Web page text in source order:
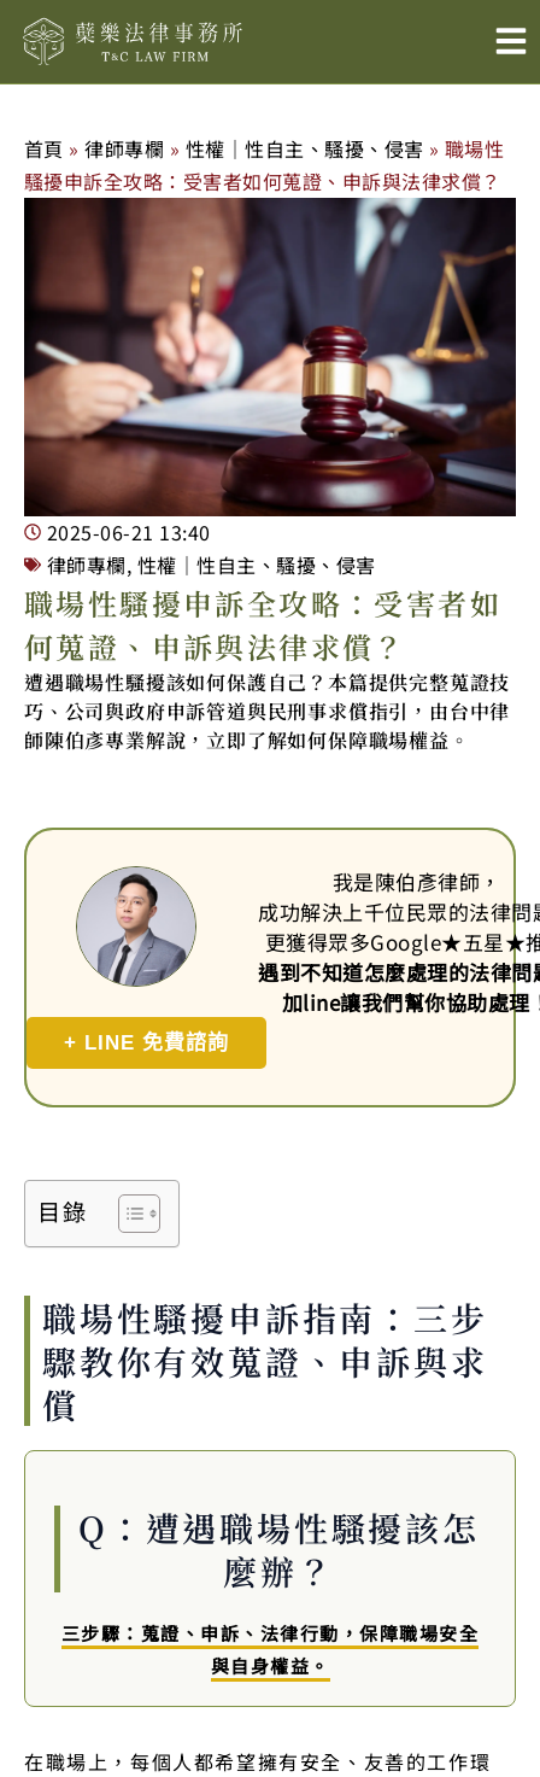
首頁 »律師專欄 » 性權｜性自主、騷擾、侵害 »職場性
騷擾申訴全攻略：受害者如何蒐證、申訴與法律求償？
2025-06-21 13:40
律師專欄, 性權｜性自主、騷擾、侵害
職場性騷擾申訴全攻略：受害者如
何蒐證、申訴與法律求償？
遭遇職場性騷擾該如何保護自己？本篇提供完整蒐證技
巧、公司與政府申訴管道與民刑事求償指引，由台中律
師陳伯彥專業解說，立即了解如何保障職場權益。
我是陳伯彥律師，
成功解決上千位民眾的法律問
更獲得眾多Google★五星★
遇到不知道怎麼處理的法律問
加line讓我們幫你協助處理
+ LINE 免費諮詢
目錄
職場性騷擾申訴指南：三步
驟教你有效蒐證、申訴與求
償
Q：遭遇職場性騷擾該怎
麼辦？
三步驟：蒐證、申訴、法律行動，保障職場安全
與自身權益。
在職場上，每個人都希望擁有安全、友善的工作環